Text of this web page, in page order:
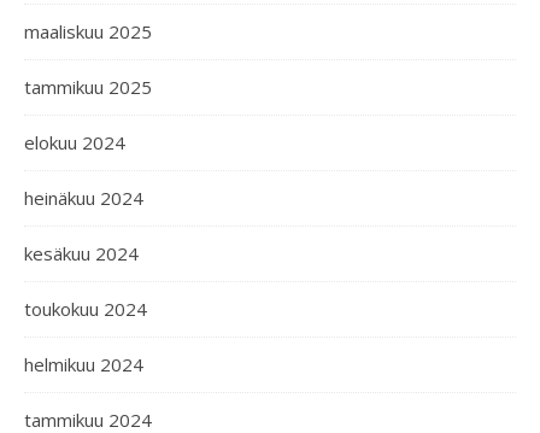
maaliskuu 2025
tammikuu 2025
elokuu 2024
heinäkuu 2024
kesäkuu 2024
toukokuu 2024
helmikuu 2024
tammikuu 2024